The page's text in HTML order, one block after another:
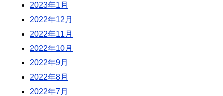
2023年1月
2022年12月
2022年11月
2022年10月
2022年9月
2022年8月
2022年7月